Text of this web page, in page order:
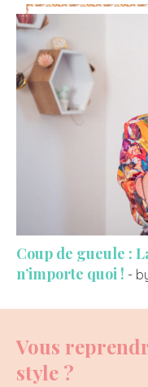
Coup de gueule :
n’importe quoi ! -
Vous
style ?